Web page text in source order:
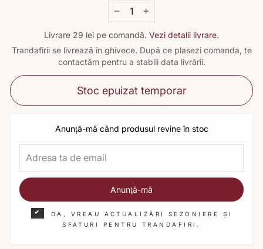
Livrare 29 lei pe comandă. Vezi detalii livrare.
Trandafirii se livrează în ghivece. După ce plasezi comanda, te
contactăm pentru a stabili data livrării.
Stoc epuizat temporar
Anunță-mă când produsul revine în stoc
Anunță-mă
DA, VREAU ACTUALIZĂRI SEZONIERE ȘI
SFATURI PENTRU TRANDAFIRI.